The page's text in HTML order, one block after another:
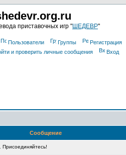
приставочных игр "ШЕДЕВР"
Пользователи Группы
Регистрация
и проверить личные сообщения Вход
Сообщение